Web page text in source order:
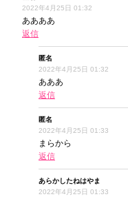
2022年4月25日 01:32
ああああ
返信
匿名
2022年4月25日 01:32
あああ
返信
匿名
2022年4月25日 01:33
まらから
返信
あらかしたねはやま
2022年4月25日 01:33